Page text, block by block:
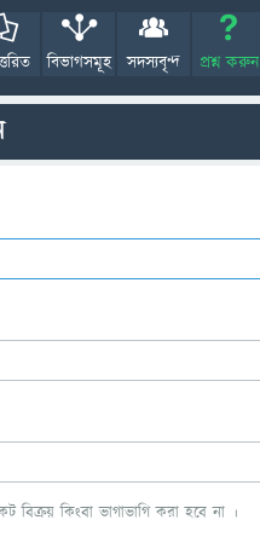
বিভাগসমূহ সদস্যবৃন্দ প্রশ্ন করুন
কিংবা ভাগাভাগি করা হবে না ।